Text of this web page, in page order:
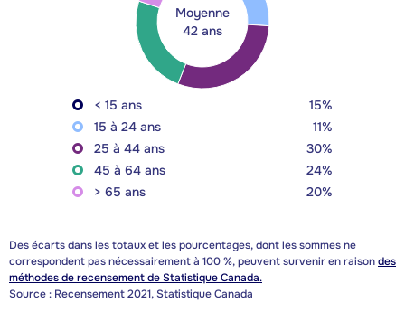
Moyenne
42 ans
< 15 ans
15%
15 à 24 ans
11%
25 à 44 ans
30%
45 à 64 ans
24%
> 65 ans
20%
Des écarts dans les totaux et les pourcentages, dont les sommes ne
correspondent pas nécessairement à 100 %, peuvent survenir en raisondes
méthodes de recensement de Statistique Canada.
Source : Recensement 2021, Statistique Canada